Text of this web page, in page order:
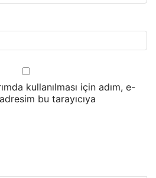
kullanılması için adım, e-
bu tarayıcıya